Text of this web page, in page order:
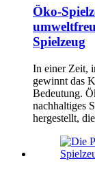
Öko-
Spielzeug
In einer Zeit,
gewinnt das
Bedeutung.
nachhaltiges
hergestellt,